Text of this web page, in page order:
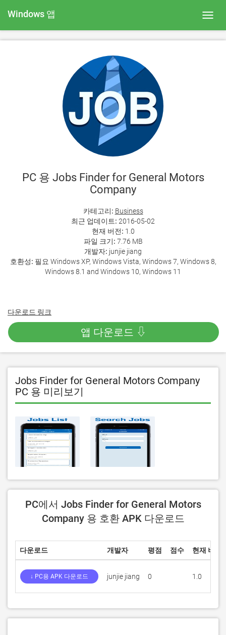
Windows 앱
PC 용 Jobs Finder for General Motors
Company
카테고리: Business
최근 업데이트: 2016-05-02
현재 버전: 1.0
파일 크기: 7.76 MB
개발자: junjie jiang
호환성: 필요 Windows XP, Windows Vista, Windows 7, Windows 8,
Windows 8.1 and Windows 10, Windows 11
다운로드 링크
앱 다운로드 ⇩
Jobs Finder for General Motors Company
PC 용 미리보기
PC에서 Jobs Finder for General Motors
Company 용 호환 APK 다운로드
다운로드 개발자 평점 점수 현재 버전
↓ PC용 APK 다운로드 junjie jiang 0 1.0